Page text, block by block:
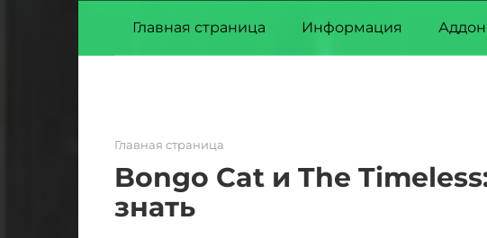
Главная страница Информация
Главная страница
Bongo Cat и The
знать